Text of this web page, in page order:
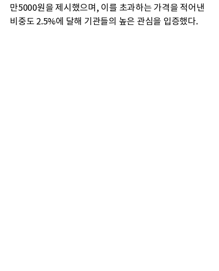
만5000원을 제시했으며, 이를 초과하는 가격을 적어낸
비중도 2.5%에 달해 기관들의 높은 관심을 입증했다.